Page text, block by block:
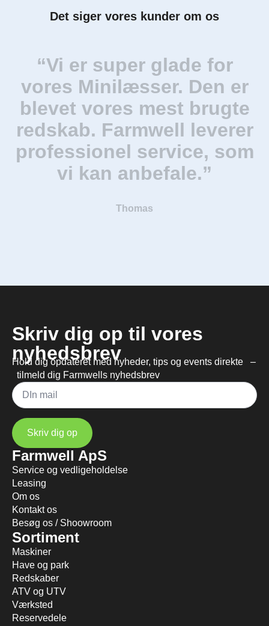
Det siger vores kunder om os
“Vi er super glade for
vores Minilæsser. Den er
blevet vores mest brugte
redskab. Farmwell leverer
professionel service, som
vi kan anbefale.”
Thomas
Skriv dig op til vores
nyhedsbrev
Hold dig opdateret med nyheder, tips og events direkte –
tilmeld dig Farmwells nyhedsbrev
Mail
Skriv dig op
Farmwell ApS
Service og vedligeholdelse
Leasing
Om os
Kontakt os
Besøg os / Shoowroom
Sortiment
Maskiner
Have og park
Redskaber
ATV og UTV
Værksted
Reservedele